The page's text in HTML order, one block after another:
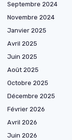
Septembre 2024
Novembre 2024
Janvier 2025
Avril 2025
Juin 2025
Août 2025
Octobre 2025
Décembre 2025
Février 2026
Avril 2026
Juin 2026